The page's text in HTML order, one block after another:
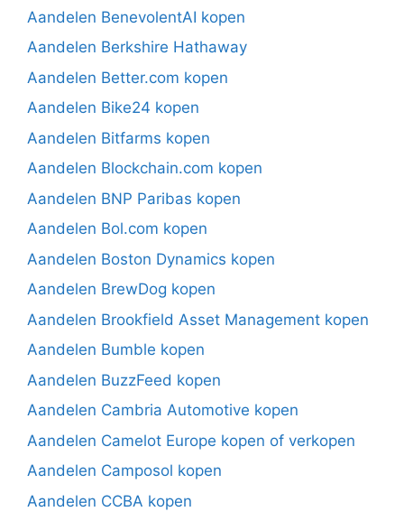
Aandelen BenevolentAI kopen
Aandelen Berkshire Hathaway
Aandelen Better.com kopen
Aandelen Bike24 kopen
Aandelen Bitfarms kopen
Aandelen Blockchain.com kopen
Aandelen BNP Paribas kopen
Aandelen Bol.com kopen
Aandelen Boston Dynamics kopen
Aandelen BrewDog kopen
Aandelen Brookfield Asset Management kopen
Aandelen Bumble kopen
Aandelen BuzzFeed kopen
Aandelen Cambria Automotive kopen
Aandelen Camelot Europe kopen of verkopen
Aandelen Camposol kopen
Aandelen CCBA kopen